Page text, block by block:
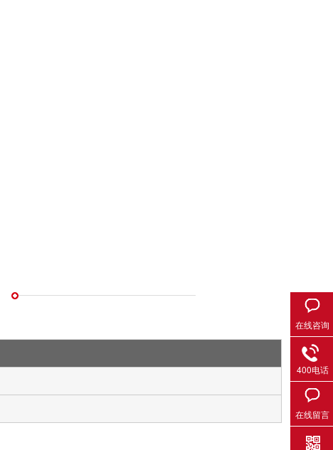
在线咨询
400电话
在线留言